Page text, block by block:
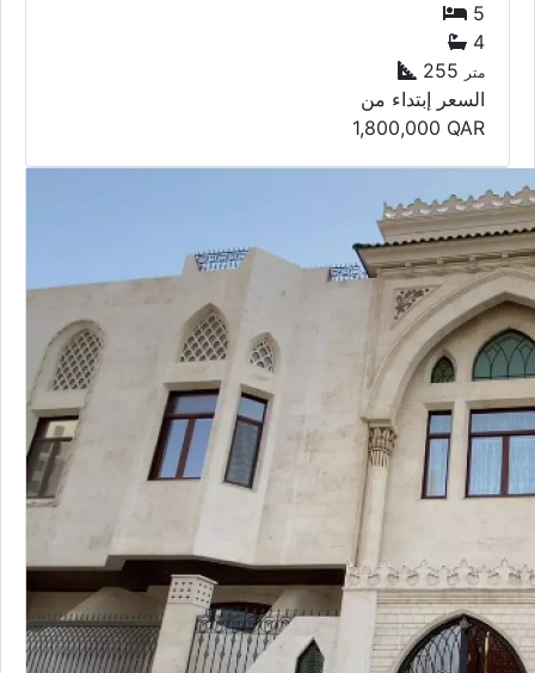
5
4
255 متر
السعر إبتداء من
1,800,000 QAR